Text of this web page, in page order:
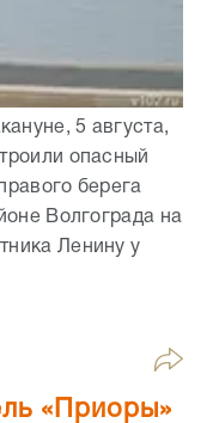
5 августа,
опасный
берега
Волгограда на
Ленину у
«Приоры»